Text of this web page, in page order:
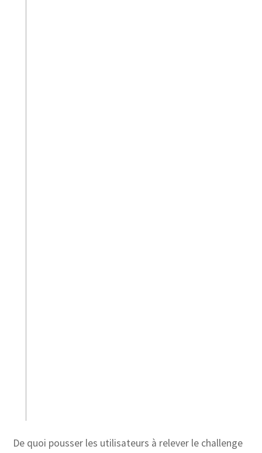
De quoi pousser les utilisateurs à relever le challenge